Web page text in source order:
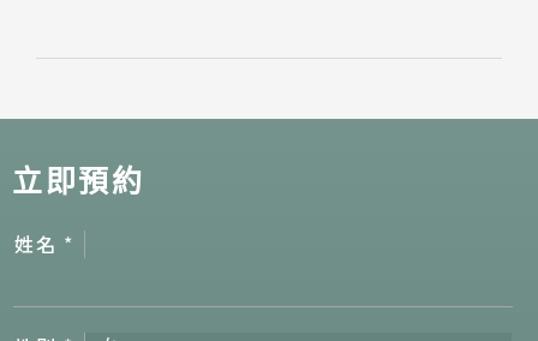
立即預約
姓名 *